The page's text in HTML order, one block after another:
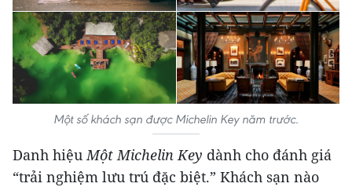
Một số khách sạn được Michelin Key năm trước.
Danh hiệu Một Michelin Key dành cho đánh giá
“trải nghiệm lưu trú đặc biệt.” Khách sạn nào